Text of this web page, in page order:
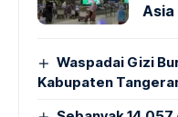
Asia
Waspadai Gizi
Kabupaten